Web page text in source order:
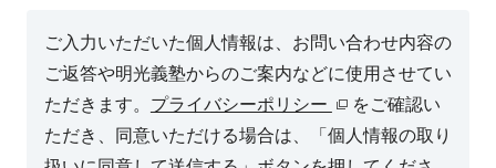
ご入力いただいた個人情報は、お問い合わせ内容の
ご返答や明光義塾からのご案内などに使用させてい
ただきます。 プライバシーポリシー
をご確認い
ただき、同意いただける場合は、「個人情報の取り